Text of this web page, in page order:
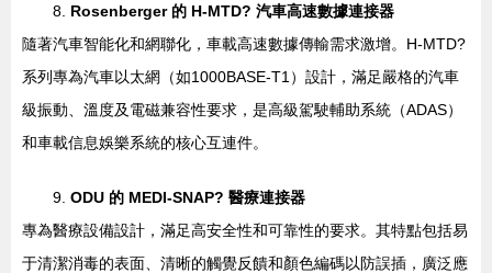
8. Rosenberger 的 H-MTD? 汽車高速數據連接器
隨著汽車智能化和網聯化，車載高速數據傳輸需求激增。H-MTD?
系列專為汽車以太網（如1000BASE-T1）設計，滿足嚴格的汽車
級振動、溫度及電磁兼容性要求，是高級駕駛輔助系統（ADAS）
和車載信息娛樂系統的核心互連件。
9. ODU 的 MEDI-SNAP? 醫療連接器
專為醫療設備設計，滿足高安全性和可靠性的要求。其特點包括易
于清潔消毒的表面、清晰的觸覺反饋和顏色編碼以防誤插，廣泛應